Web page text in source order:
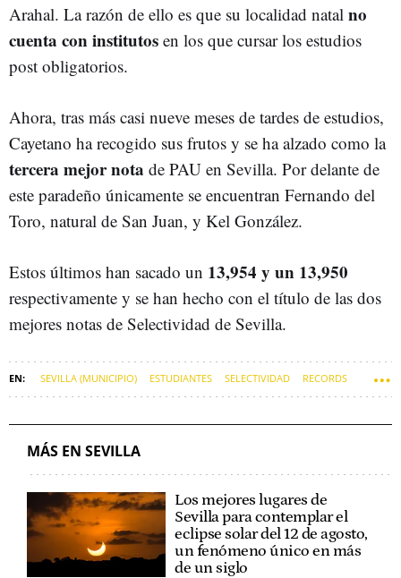
Arahal. La razón de ello es que su localidad natal no
cuenta con institutos en los que cursar los estudios
post obligatorios.
Ahora, tras más casi nueve meses de tardes de estudios,
Cayetano ha recogido sus frutos y se ha alzado como la
tercera mejor nota de PAU en Sevilla. Por delante de
este paradeño únicamente se encuentran Fernando del
Toro, natural de San Juan, y Kel González.
Estos últimos han sacado un 13,954 y un 13,950
respectivamente y se han hecho con el título de las dos
mejores notas de Selectividad de Sevilla.
SEVILLA (MUNICIPIO) ESTUDIANTES SELECTIVIDAD RECORDS
MÁS EN SEVILLA
Los mejores lugares de
Sevilla para contemplar el
eclipse solar del 12 de agosto,
un fenómeno único en más
de un siglo